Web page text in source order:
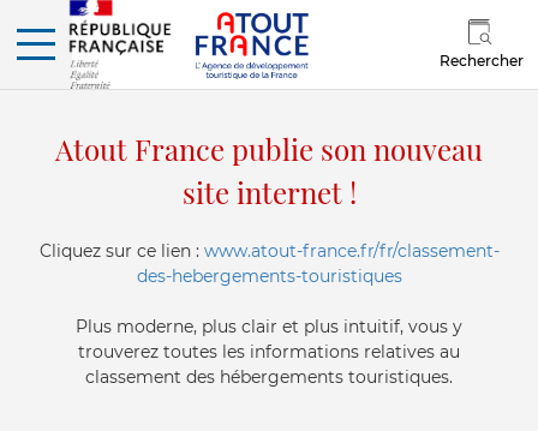
Rechercher
Atout France publie son nouveau
site internet !
Cliquez sur ce lien : www.atout-france.fr/fr/classement-
des-hebergements-touristiques
Plus moderne, plus clair et plus intuitif, vous y
trouverez toutes les informations relatives au
classement des hébergements touristiques.